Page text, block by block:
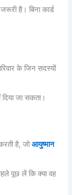
है। बिना कार्ड
के जिन सदस्यों
दिया जा सकता।
है, जोआयुष्मान
पूछ लें कि क्या वह